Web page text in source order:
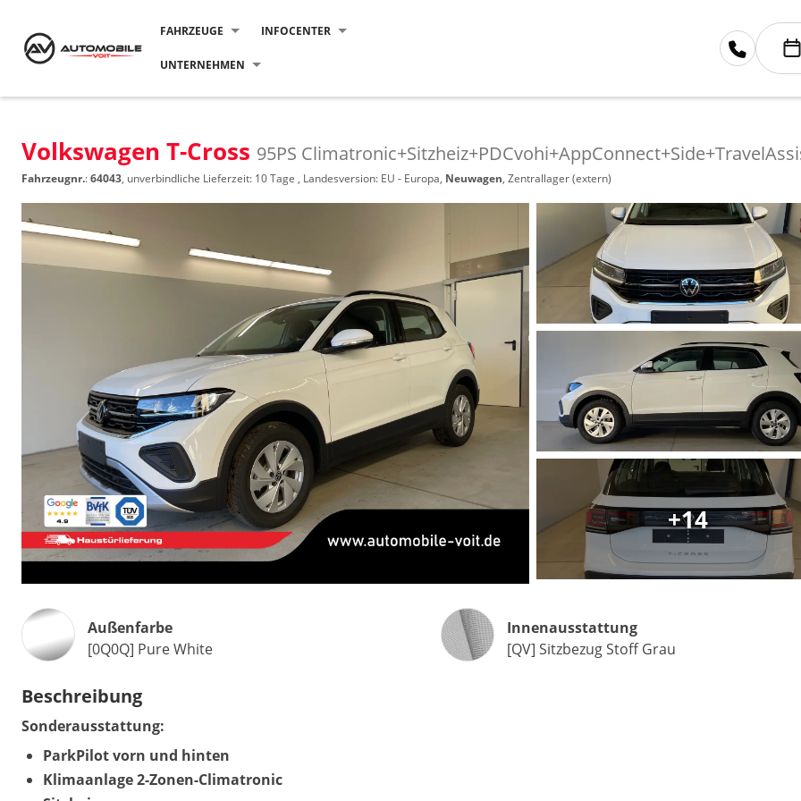
FAHRZEUGE INFOCENTER
UNTERNEHMEN
Volkswagen T-Cross 95PS
Fahrzeugnr.:64043, unverbindliche Lieferzeit: 10 Tage , Landesversion: EU - Europa, Neuwagen, Zentrallager (extern)
Matthias Voit
Geschäftsführung / Inhaber
Festnetz
0961 381 762
E-Mail
+14
Außenfarbe
[0Q0Q] Pure White
InnenausstattungInnenausstattung
[QV] Sitzbezug Stoff Grau
Beschreibung
Sonderausstattung:
ParkPilot vorn und hinten
Klimaanlage 2-Zonen-Climatronic